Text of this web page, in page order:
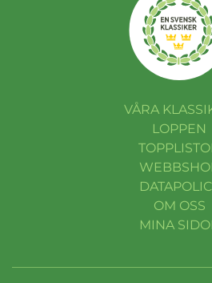
VÅRA
LOPPEN
OM OSS
MINA